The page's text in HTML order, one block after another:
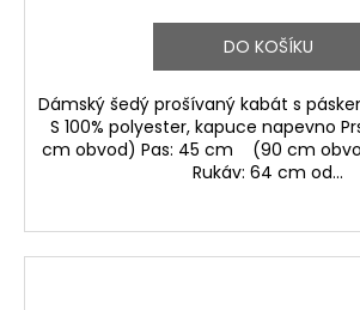
DO KOŠÍKU
Dámský šedý prošívaný kabát s
S 100% polyester, kapuce napevno
cm obvod) Pas: 45 cm (90 cm
Rukáv: 64 cm od...